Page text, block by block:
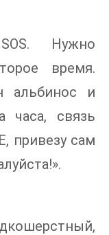
Нужно
время.
альбинос и
часа, связь
привезу сам